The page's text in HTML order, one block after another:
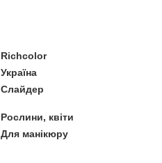
Richcolor
Україна
Слайдер
Рослини, квіти
Для манікюру